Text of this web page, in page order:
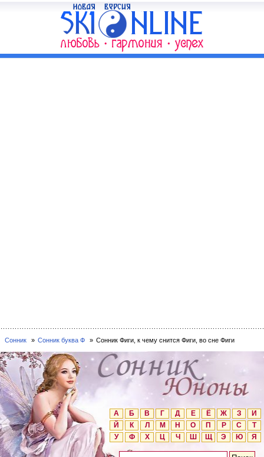
Сонник Сонник буква Ф Сонник Фиги, к чему снится Фиги, во сне Фиги
А Б В Г Д Е Ё Ж З
И
Й
К Л М Н О П Р С
Т
У
Ф Х Ц Ч Ш Щ Э Ю Я